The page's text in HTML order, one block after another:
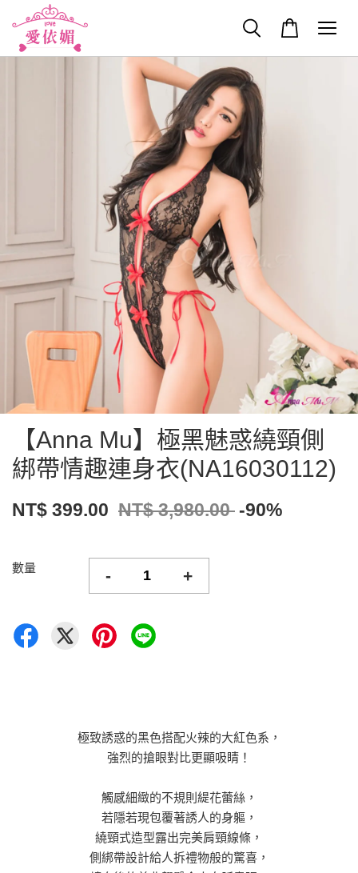
【Anna Mu】極黑魅惑繞頸側
綁帶情趣連身衣(NA16030112)
NT$ 399.00 NT$ 3,980.00 -90%
數量 - +
極致誘惑的黑色搭配火辣的大紅色系，
強烈的搶眼對比更顯吸睛！
觸感細緻的不規則緹花蕾絲，
若隱若現包覆著誘人的身軀，
繞頸式造型露出完美肩頸線條，
側綁帶設計給人拆禮物般的驚喜，